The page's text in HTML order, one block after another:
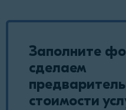
Заполните
сделаем
стоимости